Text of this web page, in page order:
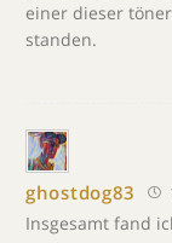
einer dieser
standen.
ghostdog83
Insgesamt fand